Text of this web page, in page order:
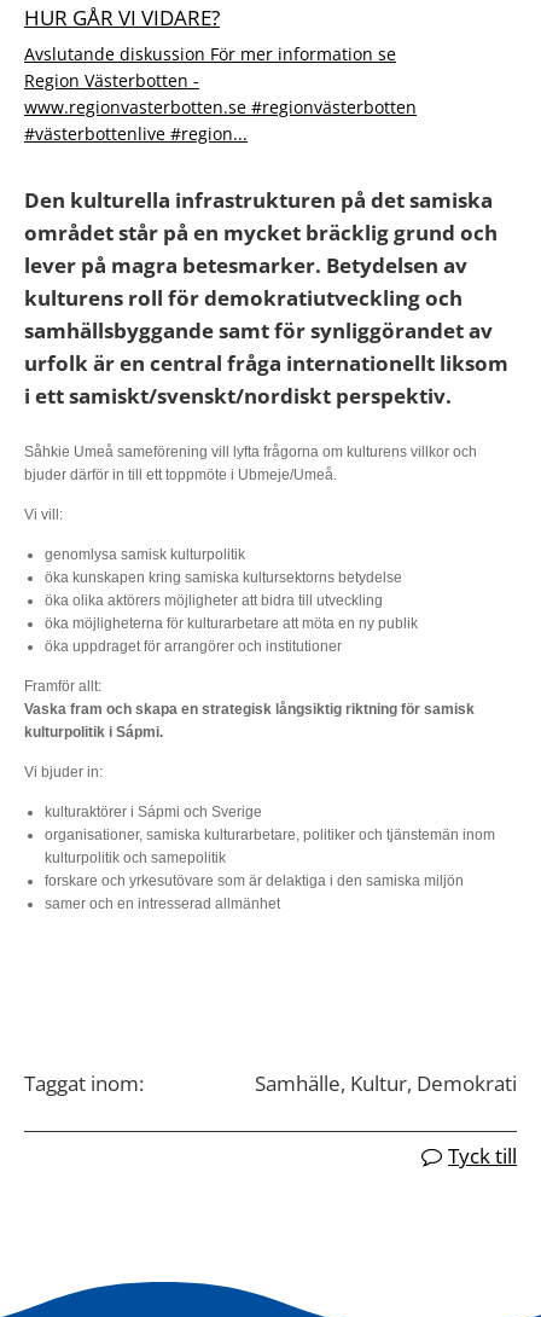
HUR GÅR VI VIDARE?
Avslutande diskussion För mer information se
Region Västerbotten -
www.regionvasterbotten.se #regionvästerbotten
#västerbottenlive #region...
Den kulturella infrastrukturen på det samiska
området står på en mycket bräcklig grund och
lever på magra betesmarker. Betydelsen av
kulturens roll för demokratiutveckling och
samhällsbyggande samt för synliggörandet av
urfolk är en central fråga internationellt liksom
i ett samiskt/svenskt/nordiskt perspektiv.
Såhkie Umeå sameförening vill lyfta frågorna om kulturens villkor och
bjuder därför in till ett toppmöte i Ubmeje/Umeå.
Vi vill:
genomlysa samisk kulturpolitik
öka kunskapen kring samiska kultursektorns betydelse
öka olika aktörers möjligheter att bidra till utveckling
öka möjligheterna för kulturarbetare att möta en ny publik
öka uppdraget för arrangörer och institutioner
Framför allt:
Vaska fram och skapa en strategisk långsiktig riktning för samisk
kulturpolitik i Sápmi.
Vi bjuder in:
kulturaktörer i Sápmi och Sverige
organisationer, samiska kulturarbetare, politiker och tjänstemän inom
kulturpolitik och samepolitik
forskare och yrkesutövare som är delaktiga i den samiska miljön
samer och en intresserad allmänhet
Taggat inom: Samhälle, Kultur, Demokrati
Tyck till